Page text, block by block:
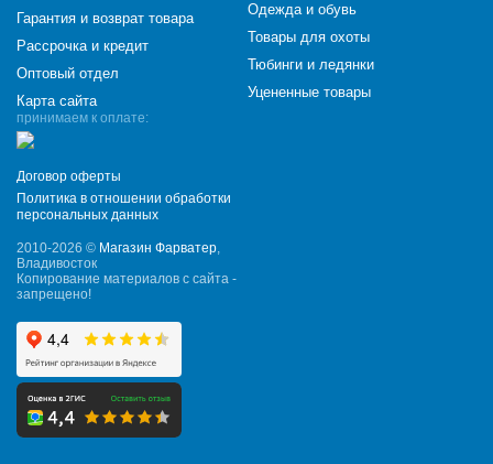
принимаем к оплате:
Договор оферты
Политика в отношении обработки
персональных данных
2010-2026 © Магазин Фарватер,
Владивосток
Копирование материалов с сайта -
запрещено!
Гарантия и возврат товара
Рассрочка и кредит
Оптовый отдел
Карта сайта
Одежда и обувь
Товары для охоты
Тюбинги и ледянки
Уцененные товары